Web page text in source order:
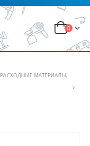
0
РАСХОДНЫЕ МАТЕРИАЛЫ,